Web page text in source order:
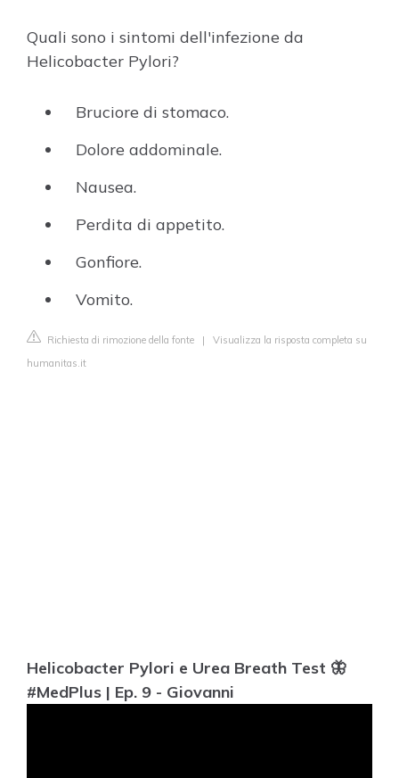
Quali sono i sintomi dell'infezione da
Helicobacter Pylori?
Bruciore di stomaco.
Dolore addominale.
Nausea.
Perdita di appetito.
Gonfiore.
Vomito.
Richiesta di rimozione della fonte | Visualizza la risposta completa su
humanitas.it
Helicobacter Pylori e Urea Breath Test 🦋
#MedPlus | Ep. 9 - Giovanni